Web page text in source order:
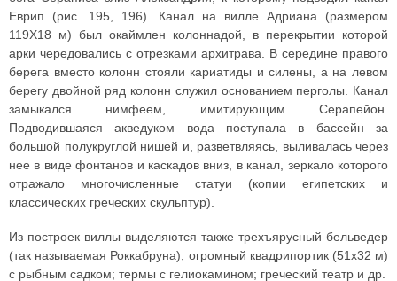
Еврип (рис. 195, 196). Канал на вилле Адриана (размером
119Х18 м) был окаймлен колоннадой, в перекрытии которой
арки чередовались с отрезками архитрава. В середине правого
берега вместо колонн стояли кариатиды и силены, а на левом
берегу двойной ряд колонн служил основанием перголы. Канал
замыкался нимфеем, имитирующим Серапейон.
Подводившаяся акведуком вода поступала в бассейн за
большой полукруглой нишей и, разветвляясь, выливалась через
нее в виде фонтанов и каскадов вниз, в канал, зеркало которого
отражало многочисленные статуи (копии египетских и
классических греческих скульптур).
Из построек виллы выделяются также трехъярусный бельведер
(так называемая Роккабруна); огромный квадрипортик (51x32 м)
с рыбным садком; термы с гелиокамином; греческий театр и др.